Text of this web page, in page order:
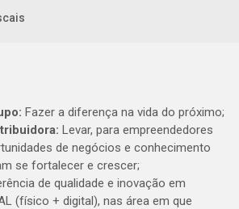
Fazer a diferença na vida do próximo;
Levar, para empreendedores
de negócios e conhecimento
se fortalecer e crescer;
de qualidade e inovação em
(físico + digital), nas área em que